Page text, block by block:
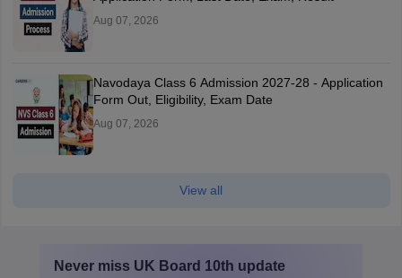
Aug 07, 2026
Navodaya Class 6 Admission 2027-28 - Application
Form Out, Eligibility, Exam Date
Aug 07, 2026
View all
Never miss UK Board 10th update